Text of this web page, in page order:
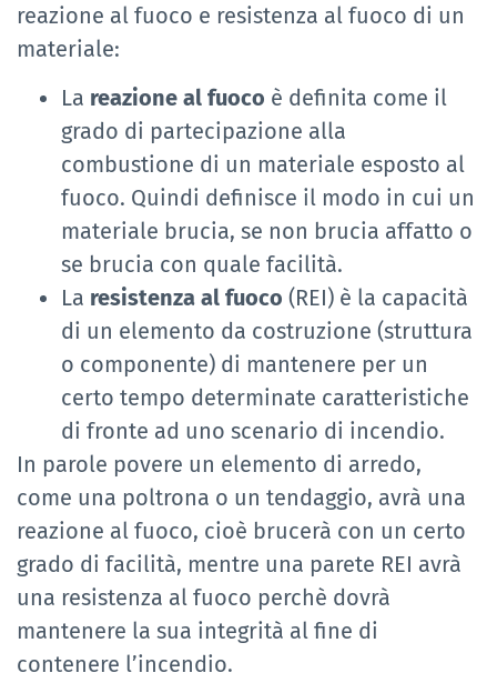
reazione al fuoco e resistenza al fuoco di un
materiale:
La reazione al fuoco è definita come il
grado di partecipazione alla
combustione di un materiale esposto al
fuoco. Quindi definisce il modo in cui un
materiale brucia, se non brucia affatto o
se brucia con quale facilità.
La resistenza al fuoco (REI) è la capacità
di un elemento da costruzione (struttura
o componente) di mantenere per un
certo tempo determinate caratteristiche
di fronte ad uno scenario di incendio.
In parole povere un elemento di arredo,
come una poltrona o un tendaggio, avrà una
reazione al fuoco, cioè brucerà con un certo
grado di facilità, mentre una parete REI avrà
una resistenza al fuoco perchè dovrà
mantenere la sua integrità al fine di
contenere l’incendio.